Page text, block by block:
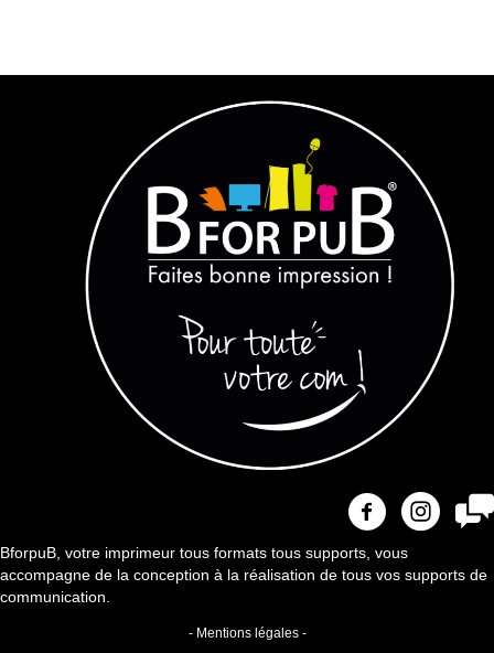
BforpuB, votre imprimeur tous formats tous supports, vous
accompagne de la conception à la réalisation de tous vos supports de
communication.
- Mentions légales -